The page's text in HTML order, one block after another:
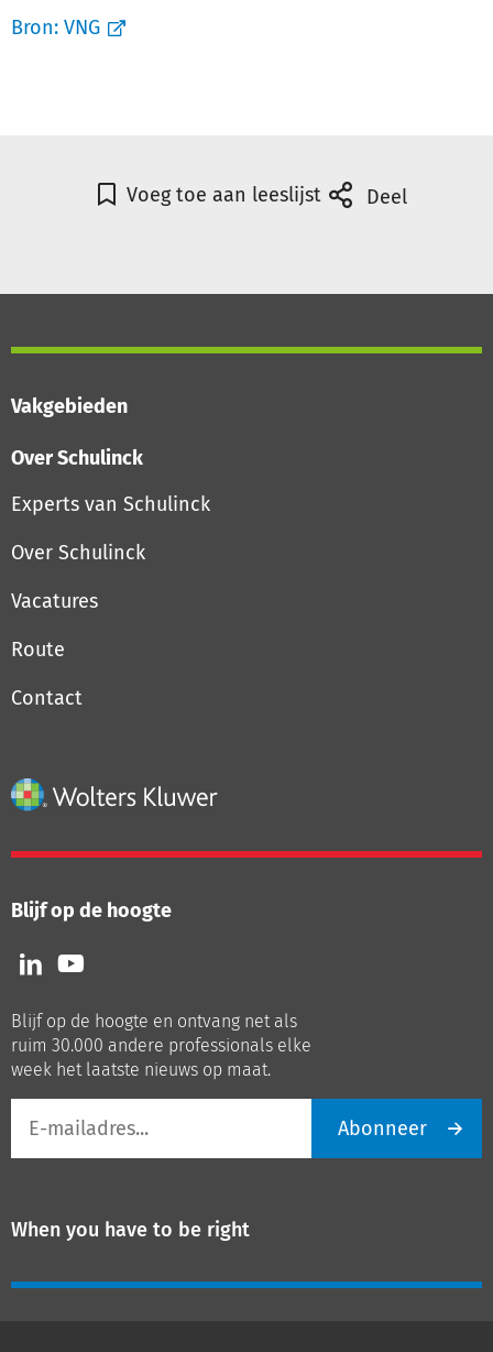
Bron: VNG
Voeg toe aan leeslijst Deel
Vakgebieden
Over Schulinck
Experts van Schulinck
Over Schulinck
Vacatures
Route
Contact
Blijf op de hoogte
Volg
ons
LinkedIn
Volg
ons
Youtube
Blijf op de hoogte en ontvang net als
ruim 30.000 andere professionals elke
week het laatste nieuws op maat.
mailadres
Abonneer
When you have to be right